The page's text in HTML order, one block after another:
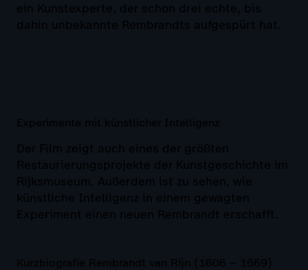
ein Kunstexperte, der schon drei echte, bis
dahin unbekannte Rembrandts aufgespürt hat.
Experimente mit künstlicher Intelligenz
Der Film zeigt auch eines der größten
Restaurierungsprojekte der Kunstgeschichte im
Rijksmuseum. Außerdem ist zu sehen, wie
künstliche Intelligenz in einem gewagten
Experiment einen neuen Rembrandt erschafft.
Kurzbiografie Rembrandt van Rijn (1606 – 1669)